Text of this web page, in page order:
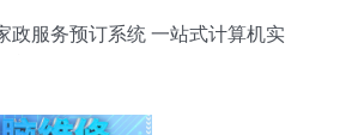
政服务预订系统 一站式计算机实